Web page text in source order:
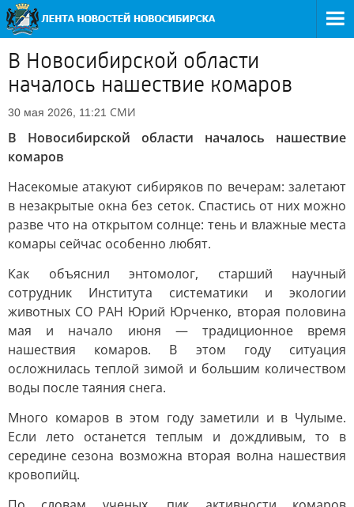
В Новосибирской области
началось нашествие комаров
30 мая 2026, 11:21 СМИ
В Новосибирской области началось нашествие
комаров
Насекомые атакуют сибиряков по вечерам: залетают
в незакрытые окна без сеток. Спастись от них можно
разве что на открытом солнце: тень и влажные места
комары сейчас особенно любят.
Как объяснил энтомолог, старший научный
сотрудник Института систематики и экологии
животных СО РАН Юрий Юрченко, вторая половина
мая и начало июня — традиционное время
нашествия комаров. В этом году ситуация
осложнилась теплой зимой и большим количеством
воды после таяния снега.
Много комаров в этом году заметили и в Чулыме.
Если лето останется теплым и дождливым, то в
середине сезона возможна вторая волна нашествия
кровопийц.